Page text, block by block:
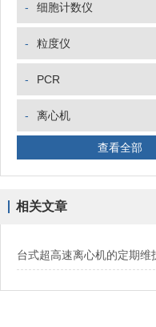
- 细胞计数仪
- 粒度仪
- PCR
- 离心机
查看全部
相关文章